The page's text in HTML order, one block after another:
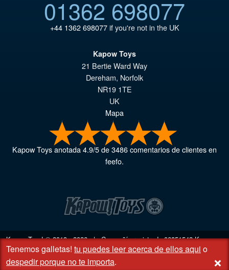
01362 698077
+44 1362 698077if you're not in the UK
Kapow Toys
21 Bertie Ward Way
Dereham, Norfolk
NR19 1TE
UK
Mapa
Kapow Toysanotada4.9/5de3486comentarios de clientes en
feefo.
Kapow Toys! © 2013 - 2026 | Compañía registrada06851542Kapow
Toys Limited | Oficina registrada DC Business Centre, 10 Charles Wood
Rd, Rash's Green, Dereham, Norfolk NR19 1SX | VAT GB 948221025
Tenemos galletas! tu puedes leer acerca de ellos aqui o
despedir porque no te importa. +